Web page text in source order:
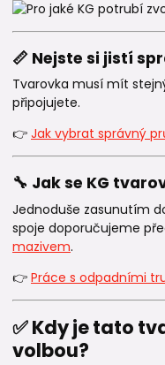
📏 Nejste si jistí
Tvarovka musí mít
připojujete.
👉 Jak vybrat správný
🔧 Jak se KG
Jednoduše zasunutím
spoje doporučujeme
mazivem.
👉 Práce s odpadními
✅ Kdy je tato
volbou?